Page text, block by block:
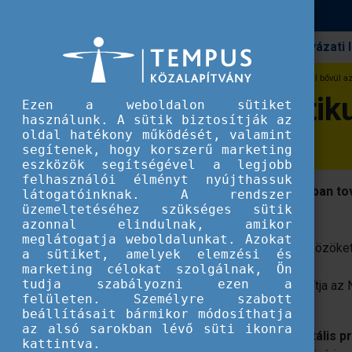
2026-ban tematikus webináriumokkal bővül
2026-ban
A National VET Team szakértői 2026-ban
magyar szakképzés szereplőit.
Közvetítsék nekik az európai uniós
nemzetköziesítését.
2026-ban egy új tevékenység is gazdagítja az
webináriumok.
A webináriumokfókuszában a horizontális
Ezen a weboldalon sütiket
használunk. A sütik biztosítják az
oldal hatékony működését, valamint
segítenek, hogy korszerű marketing
eszközök segítségével a legjobb
felhasználói élményt nyújthassuk
látogatóinknak. A rendszer
üzemeltetéséhez szükséges sütik
azonnal elindulnak, amikor
meglátogatja weboldalunkat. Azokat
a sütiket, amelyek elemzési és
marketing célokat szolgálnak, Ön
tudja szabályozni ezen a
felületen. Személyre szabott
beállításait bármikor módosíthatja
az alsó sarokban lévő süti ikonra
kattintva.